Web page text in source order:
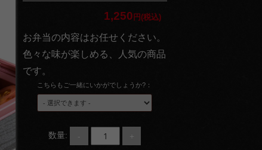
1,250円(税込)
お弁当の内容はお任せください。
色々な味が楽しめる、人気の商品
です。
こちらもご一緒にいかがでしょうか?：
数量: - +